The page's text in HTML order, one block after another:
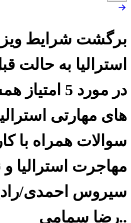
برگشت شرایط
استرالیا به حالت
در مورد 5
های مهارتی
سوالات همراه با
مهاجرت استرالیا و
سیروس احمدی/
..رضا سمامی